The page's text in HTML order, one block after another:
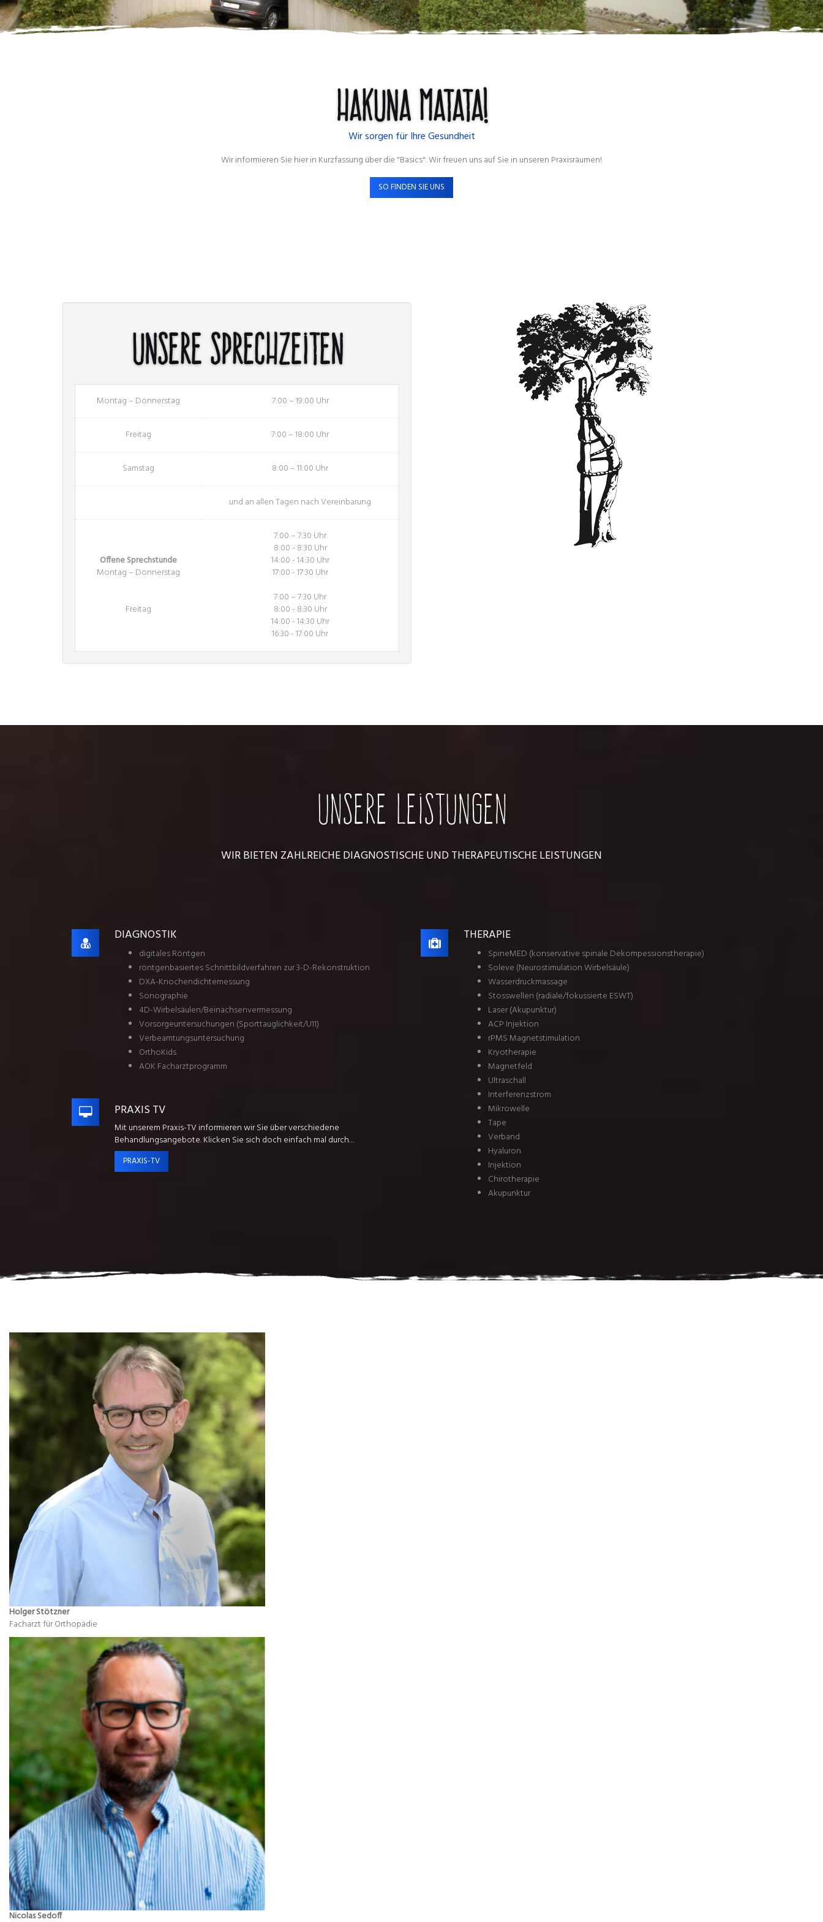
Hakuna matata!
Wir sorgen für Ihre Gesundheit
Wir informieren Sie hier in Kurzfassung über die "Basics". Wir freuen uns auf Sie in unseren Praxisräumen!
SO FINDEN SIE UNS
Unsere Sprechzeiten
Montag – Donnerstag 7:00 – 19:00 Uhr
Freitag 7:00 – 18:00 Uhr
Samstag 8:00 – 11:00 Uhr
und an allen Tagen nach Vereinbarung
Offene Sprechstunde
Montag – Donnerstag
Freitag
7:00 – 7:30 Uhr
8:00 - 8:30 Uhr
14:00 - 14:30 Uhr
17:00 - 17:30 Uhr
7:00 – 7:30 Uhr
8:00 - 8:30 Uhr
14:00 - 14:30 Uhr
16:30 - 17:00 Uhr
Unsere Leistungen
WIR BIETEN ZAHLREICHE DIAGNOSTISCHE UND THERAPEUTISCHE LEISTUNGEN
DIAGNOSTIK
digitales Röntgen
röntgenbasiertes Schnittbildverfahren zur 3-D-Rekonstruktion
DXA-Knochendichtemessung
Sonographie
4D-Wirbelsäulen/Beinachsenvermessung
Vorsorgeuntersuchungen (Sporttauglichkeit/U11)
Verbeamtungsuntersuchung
OrthoKids
AOK Facharztprogramm
PRAXIS TV
Mit unserem Praxis-TV informieren wir Sie über verschiedene
Behandlungsangebote. Klicken Sie sich doch einfach mal durch…
PRAXIS-TV
THERAPIE
SpineMED (konservative spinale Dekompessionstherapie)
Soleve (Neurostimulation Wirbelsäule)
Wasserdruckmassage
Stosswellen (radiale/fokussierte ESWT)
Laser (Akupunktur)
ACP Injektion
rPMS Magnetstimulation
Kryotherapie
Magnetfeld
Ultraschall
Interferenzstrom
Mikrowelle
Tape
Verband
Hyaluron
Injektion
Chirotherapie
Akupunktur
Holger Stötzner
Facharzt für Orthopädie
Nicolas Sedoff